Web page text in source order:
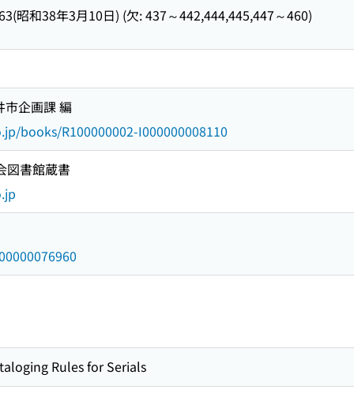
昭和38年3月10日) (欠: 437～442,444,445,447～460)
市企画課 編
books/R100000002-I000000008110
図書館蔵書
Rules for Serials